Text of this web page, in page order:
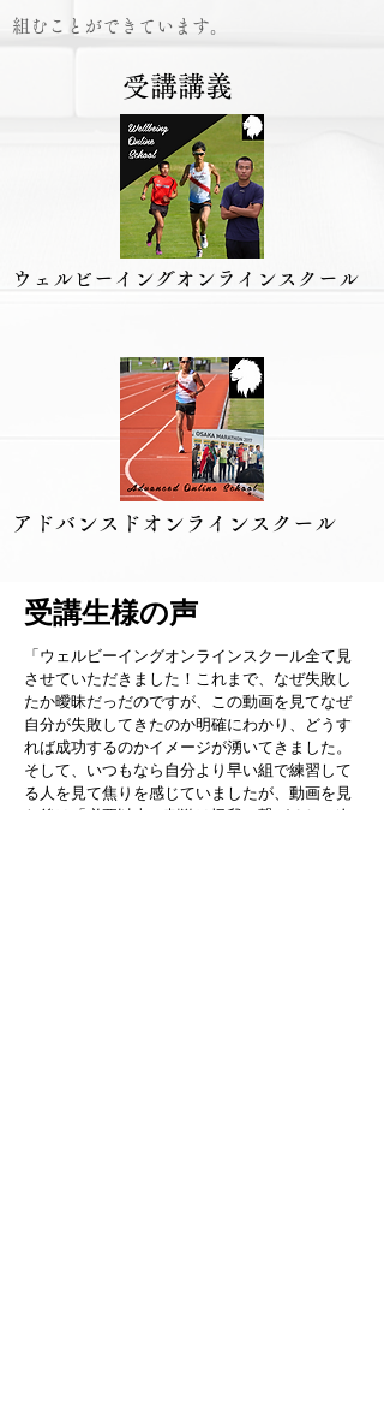
組むことができています。
​受講講義
​ウェルビーイングオンラインスクール
​アドバンスドオンラインスクール
​受講生様の声
「ウェルビーイングオンラインスクール全て見
させていただきました！これまで、なぜ失敗し
たか曖昧だっだのですが、この動画を見てなぜ
自分が失敗してきたのか明確にわかり、どうす
れば成功するのかイメージが湧いてきました。
そして、いつもなら自分より早い組で練習して
る人を見て焦りを感じていましたが、動画を見
た後は「必要以上の刺激は怪我に繋がるし、次